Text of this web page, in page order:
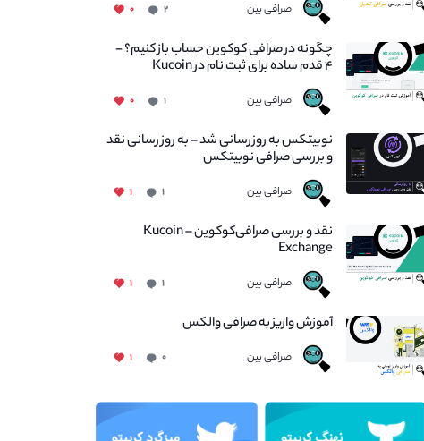
صرافی بین ۲ ۰
چگونه در صرافی کوکوین حساب باز کنیم؟ -
۴ قدم ساده برای ثبت نام در Kucoin
صرافی بین ۱ ۰
نوبیتکس به روزرسانی شد – به روز رسانی نقد
و بررسی صرافی نوبیتکس
صرافی بین ۱ ۱
نقد و بررسی صرافی‌کوکوین – Kucoin
Exchange
صرافی بین ۱ ۱
آموزش واریز به صرافی والکس
صرافی بین ۰ ۱